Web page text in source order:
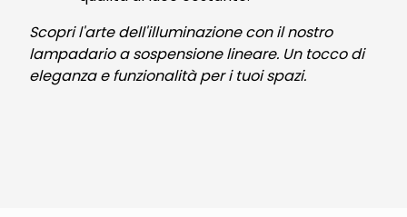
Scopri l'arte dell'illuminazione con il nostro
lampadario a sospensione lineare. Un tocco di
eleganza e funzionalità per i tuoi spazi.